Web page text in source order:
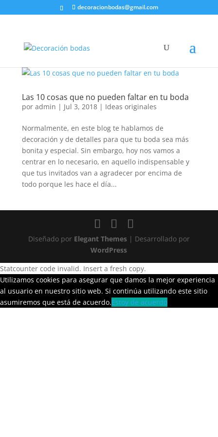
decoracionbodas@gmail.com
Las 10 cosas que no pueden faltar en tu boda
por admin | Jul 3, 2018| Ideas originales
Normalmente, en este blog te hablamos de
decoración y de detalles para que tu boda sea más
bonita y especial. Sin embargo, hoy nos vamos a
centrar en lo necesario, en aquello indispensable y
que tus invitados van a agradecer por encima de
todo porque les hace el día...
Diseñado por Elegant Themes| Desarrollado por
WordPress
Statcounter code invalid. Insert a fresh copy.
Utilizamos cookies para asegurar que damos la mejor experiencia
al usuario en nuestro sitio web. Si continúa utilizando este sitio
asumiremos que está de acuerdo.Estoy de acuerdo